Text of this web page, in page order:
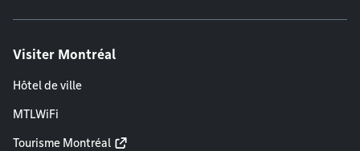
Visiter Montréal
Hôtel de ville
MTLWiFi
Tourisme Montréal